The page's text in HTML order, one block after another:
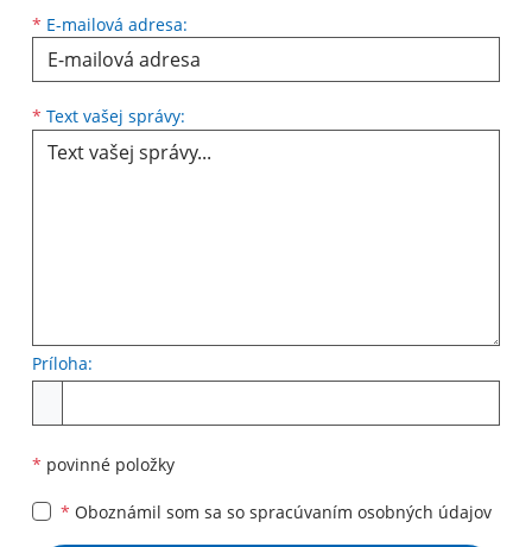
* E-mailová adresa:
* Text vašej správy:
Príloha:
* povinné položky
* Oboznámil som sa so spracúvaním osobných údajov